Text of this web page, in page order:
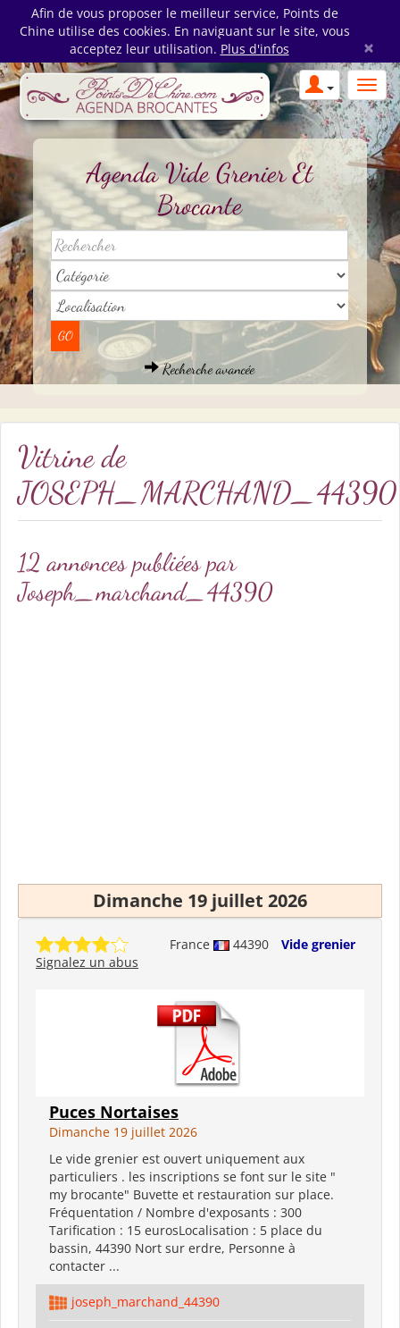
Afin de vous proposer le meilleur service, Points de
Chine utilise des cookies. En naviguant sur le site, vous
acceptez leur utilisation. Plus d'infos ×
Agenda Vide Grenier Et
Brocante
Recherche avancée
Vitrine de
JOSEPH_MARCHAND_44390
12 annonces publiées par
Joseph_marchand_44390
Dimanche 19 juillet 2026
France 44390
Vide grenier
Signalez un abus
Puces Nortaises
Dimanche 19 juillet 2026
Le vide grenier est ouvert uniquement aux
particuliers . les inscriptions se font sur le site "
my brocante" Buvette et restauration sur place.
Fréquentation / Nombre d'exposants : 300
Tarification : 15 eurosLocalisation : 5 place du
bassin, 44390 Nort sur erdre, Personne à
contacter ...
joseph_marchand_44390